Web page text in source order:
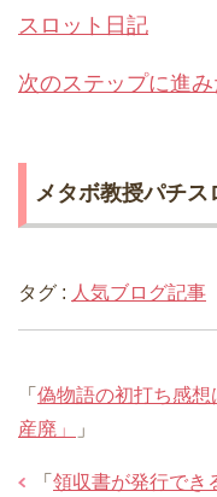
スロット日記
次のステップに進
メタボ教授パチ
タグ : 人気ブログ記事
「 偽物語の初打ち感
産廃」
」
「 領収書が発行でき